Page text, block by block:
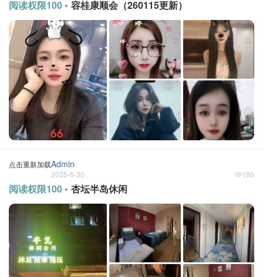
阅读权限100 • 容桂康顺会（260115更新）
点击重新加载Admin
2025-6-30 186
阅读权限100 • 杏坛半岛休闲